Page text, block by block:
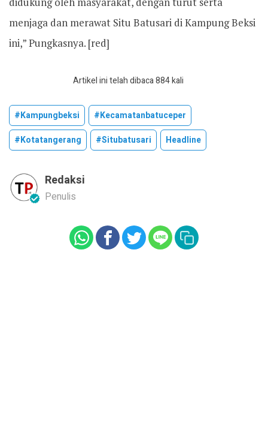
menjaga dan merawat Situ Batusari di Kampung Beksi
ini,” Pungkasnya. [red]
Artikel ini telah dibaca 884 kali
#kampungbeksi
#kecamatanbatuceper
#kotatangerang
#situbatusari Headline
Redaksi
Penulis